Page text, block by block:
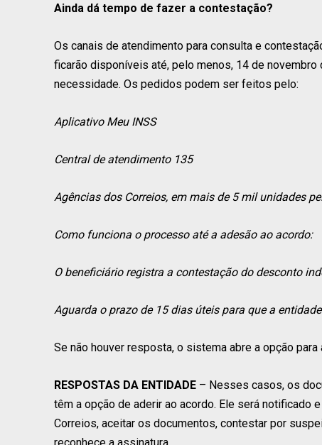
Ainda dá tempo de fazer a contestação?
Os canais de atendimento para consulta e
ficarão disponíveis até, pelo menos, 14 de
necessidade. Os pedidos podem ser feitos pelo:
Aplicativo Meu INSS
Central de atendimento 135
Agências dos Correios, em mais de 5 mil unidades
Como funciona o processo até a adesão ao acordo:
O beneficiário registra a contestação do desconto
Aguarda o prazo de 15 dias úteis para que a
Se não houver resposta, o sistema abre a opção
RESPOSTAS DA ENTIDADE – Nesses casos, os
têm a opção de aderir ao acordo. Ele será notificado
Correios, aceitar os documentos, contestar por